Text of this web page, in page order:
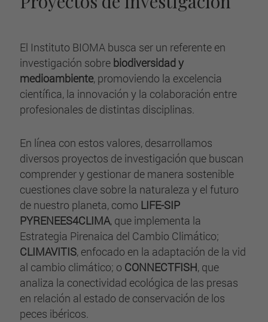
El Instituto BIOMA busca ser un referente en
investigación sobre biodiversidad y
medioambiente, promoviendo la excelencia
científica, la innovación y la colaboración entre
profesionales de distintas disciplinas.
En línea con estos valores, desarrollamos
diversos proyectos de investigación que buscan
comprender y gestionar de manera sostenible
cuestiones clave sobre la naturaleza y el futuro
de nuestro planeta, como LIFE-SIP
PYRENEES4CLIMA, que implementa la
Estrategia Pirenaica del Cambio Climático;
CLIMAVITIS, enfocado en la adaptación de la vid
al cambio climático; o CONNECTFISH, que
analiza la conectividad ecológica de las presas
en relación al estado de conservación de los
peces ibéricos.